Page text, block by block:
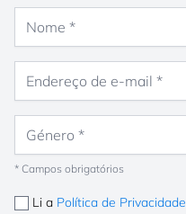
* Campos obrigatórios
Li a Política de Privacidade